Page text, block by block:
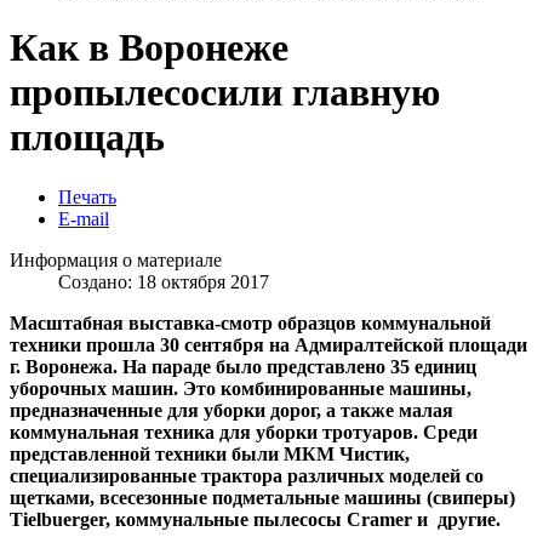
Как в Воронеже
пропылесосили главную
площадь
Печать
E-mail
Информация о материале
Создано: 18 октября 2017
Масштабная выставка-смотр образцов коммунальной
техники прошла 30 сентября на Адмиралтейской площади
г. Воронежа. На параде было представлено 35 единиц
уборочных машин. Это комбинированные машины,
предназначенные для уборки дорог, а также малая
коммунальная техника для уборки тротуаров. Среди
представленной техники были МКМ Чистик,
специализированные трактора различных моделей со
щетками, всесезонные подметальные машины (свиперы)
Tielbuerger, коммунальные пылесосы Cramer и другие.